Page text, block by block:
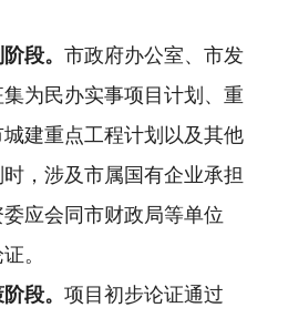
段。 市政府办公室、市发
为民办实事项目计划、重
建重点工程计划以及其他
，涉及市属国有企业承担
应会同市财政局等单位
。
段。 项目初步论证通过